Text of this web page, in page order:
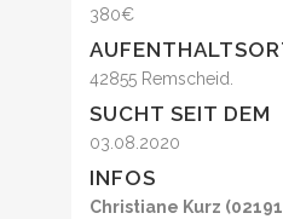
380€
42855 Remscheid.
SUCHT SEIT DEM
03.08.2020
INFOS
Christiane Kurz